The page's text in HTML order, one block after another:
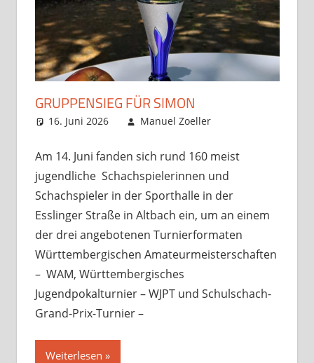
GRUPPENSIEG FÜR SIMON
16. Juni 2026 Manuel Zoeller
Startseite
Am 14. Juni fanden sich rund 160 meist
jugendliche Schachspielerinnen und
Schachspieler in der Sporthalle in der
Esslinger Straße in Altbach ein, um an einem
der drei angebotenen Turnierformaten
Württembergischen Amateurmeisterschaften
– WAM, Württembergisches
Jugendpokalturnier – WJPT und Schulschach-
Grand-Prix-Turnier –
Weiterlesen